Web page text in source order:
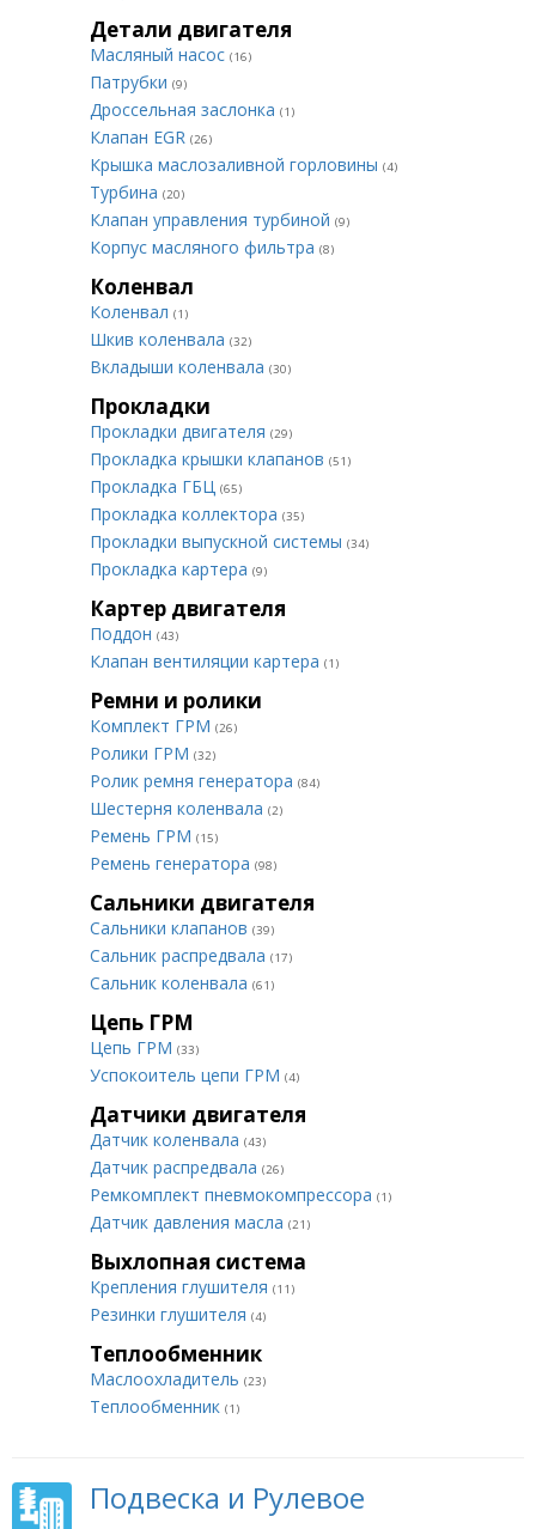
Детали двигателя
Масляный насос (16)
Патрубки (9)
Дроссельная заслонка (1)
Клапан EGR (26)
Крышка маслозаливной горловины (4)
Турбина (20)
Клапан управления турбиной (9)
Корпус масляного фильтра (8)
Коленвал
Коленвал (1)
Шкив коленвала (32)
Вкладыши коленвала (30)
Прокладки
Прокладки двигателя (29)
Прокладка крышки клапанов (51)
Прокладка ГБЦ (65)
Прокладка коллектора (35)
Прокладки выпускной системы (34)
Прокладка картера (9)
Картер двигателя
Поддон (43)
Клапан вентиляции картера (1)
Ремни и ролики
Комплект ГРМ (26)
Ролики ГРМ (32)
Ролик ремня генератора (84)
Шестерня коленвала (2)
Ремень ГРМ (15)
Ремень генератора (98)
Сальники двигателя
Сальники клапанов (39)
Сальник распредвала (17)
Сальник коленвала (61)
Цепь ГРМ
Цепь ГРМ (33)
Успокоитель цепи ГРМ (4)
Датчики двигателя
Датчик коленвала (43)
Датчик распредвала (26)
Ремкомплект пневмокомпрессора (1)
Датчик давления масла (21)
Выхлопная система
Крепления глушителя (11)
Резинки глушителя (4)
Теплообменник
Маслоохладитель (23)
Теплообменник (1)
Подвеска и Рулевое